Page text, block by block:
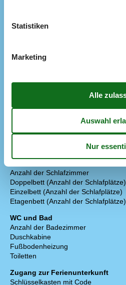
Heißluftofen
Kühlschrank
Spülmaschine
> 3 deutsche Sender
Internet drahtlos
Anzahl der Schlafzimmer
Doppelbett (Anzahl der Schlafplätze)
Einzelbett (Anzahl der Schlafplätze)
Etagenbett (Anzahl der Schlafplätze)
WC und Bad
Anzahl der Badezimmer
Duschkabine
Fußbodenheizung
Toiletten
Zugang zur Ferienunterkunft
Schlüsselkasten mit Code
Statistiken
Marketing